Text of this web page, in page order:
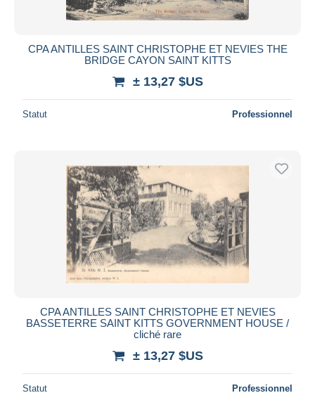
CPA ANTILLES SAINT CHRISTOPHE ET NEVIES THE
BRIDGE CAYON SAINT KITTS
± 13,27 $US
Statut Professionnel
CPA ANTILLES SAINT CHRISTOPHE ET NEVIES
BASSETERRE SAINT KITTS GOVERNMENT HOUSE /
cliché rare
± 13,27 $US
Statut Professionnel